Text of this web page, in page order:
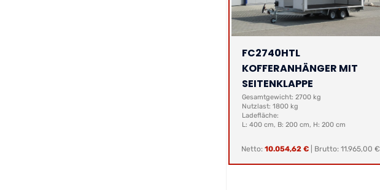
FC2740HTL
KOFFERANHÄNGER MIT
SEITENKLAPPE
Gesamtgewicht: 2700 kg
Nutzlast: 1800 kg
Ladefläche:
L: 400 cm, B: 200 cm, H: 200 cm
Netto: 10.054,62 € Brutto: 11.965,00 €